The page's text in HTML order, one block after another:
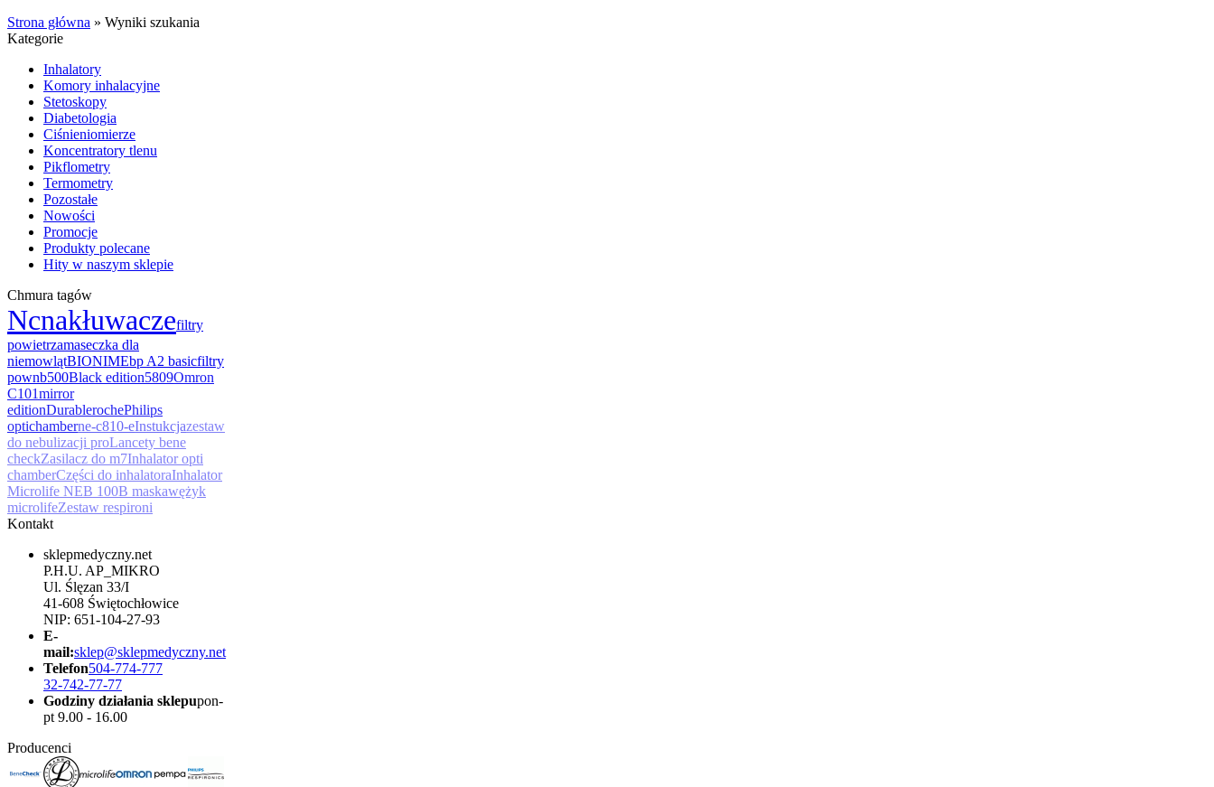
Strona główna » Wyniki szukania
Kategorie
Inhalatory
Komory inhalacyjne
Stetoskopy
Diabetologia
Ciśnieniomierze
Koncentratory tlenu
Pikflometry
Termometry
Pozostałe
Nowości
Promocje
Produkty polecane
Hity w naszym sklepie
Chmura tagów
Ncnakłuwaczefiltry
powietrzamaseczka dla
niemowlątBIONIMEbp A2 basicfiltry
pownb500Black edition5809Omron
C101mirror
editionDurablerochePhilips
optichamberne-c810-eInstukcjazestaw
do nebulizacji proLancety bene
checkZasilacz do m7Inhalator opti
chamberCzęści do inhalatoraInhalator
Microlife NEB 100B maskawężyk
microlifeZestaw respironi
Kontakt
sklepmedyczny.net
P.H.U. AP_MIKRO
Ul. Ślęzan 33/I
41-608 Świętochłowice
NIP: 651-104-27-93
E-
mail:sklep@sklepmedyczny.net
Telefon504-774-777
32-742-77-77
Godziny działania sklepupon-
pt 9.00 - 16.00
Producenci